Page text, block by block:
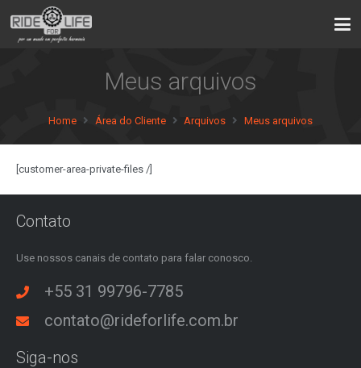
Meus arquivos
Home Área do Cliente Arquivos Meus arquivos
[customer-area-private-files /]
Contato
Use nossos canais de contato para falar conosco.
+55 31 99796-7785
contato@rideforlife.com.br
Siga-nos